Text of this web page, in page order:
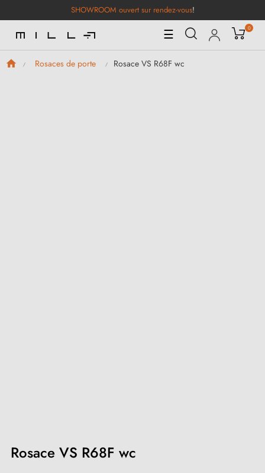
SHOWROOM ouvert sur rendez-vous!
Basculer
la
navigation
☰ 0
Rosaces de porte Rosace VS R68F wc
Rosace VS R68F wc